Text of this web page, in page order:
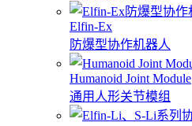
Elfin-Ex
防爆型协作机器人
Humanoid Joint Module
通用人形关节模组